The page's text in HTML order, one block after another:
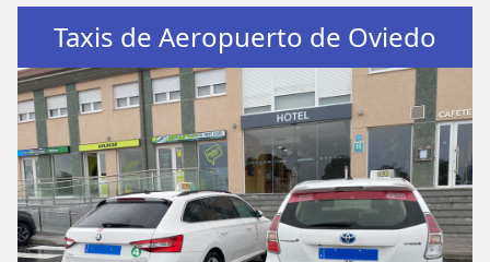
Taxis de Aeropuerto de Oviedo